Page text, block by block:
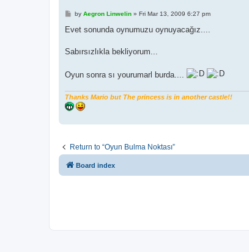
P
s
by Aegron Linwelin» Fri Mar 13, 2009 6:27 pm
Evet sonunda oynumuzu oynuyacağız....
Sabırsızlıkla bekliyorum...
Oyun sonra sı yourumarl burda....
Thanks Mario but The princess is in another castle!!
Return to “Oyun Bulma Noktası”
Board index